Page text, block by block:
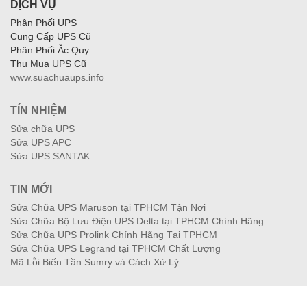
DỊCH VỤ
Phân Phối UPS
Cung Cấp UPS Cũ
Phân Phối Ắc Quy
Thu Mua UPS Cũ
www.suachuaups.info
TÍN NHIỆM
Sửa chữa UPS
Sửa UPS APC
Sửa UPS SANTAK
TIN MỚI
Sửa Chữa UPS Maruson tại TPHCM Tận Nơi
Sửa Chữa Bộ Lưu Điện UPS Delta tại TPHCM Chính Hãng
Sửa Chữa UPS Prolink Chính Hãng Tại TPHCM
Sửa Chữa UPS Legrand tại TPHCM Chất Lượng
Mã Lỗi Biến Tần Sumry và Cách Xử Lý